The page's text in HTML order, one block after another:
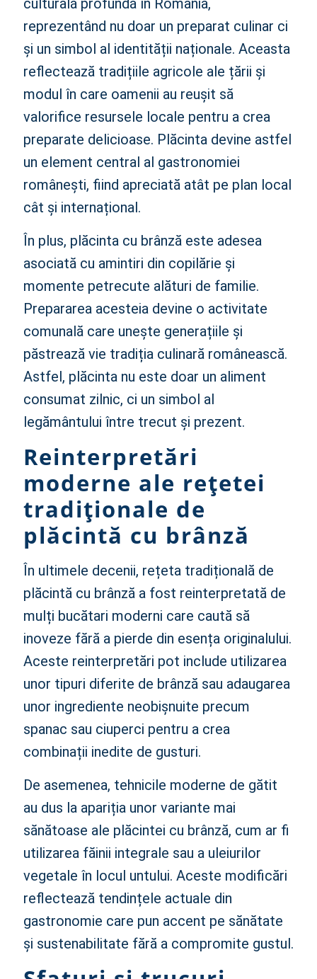
reprezentând nu doar un preparat culinar ci
și un simbol al identității naționale. Aceasta
reflectează tradițiile agricole ale țării și
modul în care oamenii au reușit să
valorifice resursele locale pentru a crea
preparate delicioase. Plăcinta devine astfel
un element central al gastronomiei
românești, fiind apreciată atât pe plan local
cât și internațional.
În plus, plăcinta cu brânză este adesea
asociată cu amintiri din copilărie și
momente petrecute alături de familie.
Prepararea acesteia devine o activitate
comunală care unește generațiile și
păstrează vie tradiția culinară românească.
Astfel, plăcinta nu este doar un aliment
consumat zilnic, ci un simbol al
legământului între trecut și prezent.
Reinterpretări
moderne ale rețetei
tradiționale de
plăcintă cu brânză
În ultimele decenii, rețeta tradițională de
plăcintă cu brânză a fost reinterpretată de
mulți bucătari moderni care caută să
inoveze fără a pierde din esența originalului.
Aceste reinterpretări pot include utilizarea
unor tipuri diferite de brânză sau adaugarea
unor ingrediente neobișnuite precum
spanac sau ciuperci pentru a crea
combinații inedite de gusturi.
De asemenea, tehnicile moderne de gătit
au dus la apariția unor variante mai
sănătoase ale plăcintei cu brânză, cum ar fi
utilizarea făinii integrale sau a uleiurilor
vegetale în locul untului. Aceste modificări
reflectează tendințele actuale din
gastronomie care pun accent pe sănătate
și sustenabilitate fără a compromite gustul.